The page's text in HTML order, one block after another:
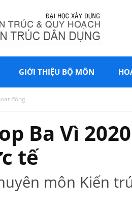
GIỚI THIỆU BỘ MÔN
động
Ba Vì
tế
môn Kiến